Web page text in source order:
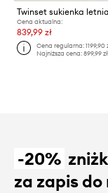
Twinset sukienka
Cena aktualna:
839,99 zł
Cena regularna:1199,90
Najniższa cena:899,99 zł
-20%
za zapis